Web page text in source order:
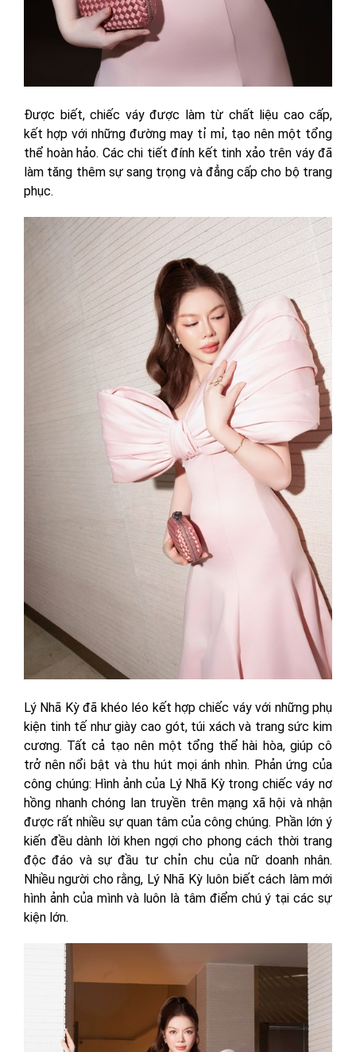
Được biết, chiếc váy được làm từ chất liệu cao cấp,
kết hợp với những đường may tỉ mỉ, tạo nên một tổng
thể hoàn hảo. Các chi tiết đính kết tinh xảo trên váy đã
làm tăng thêm sự sang trọng và đẳng cấp cho bộ trang
phục.
Lý Nhã Kỳ đã khéo léo kết hợp chiếc váy với những phụ
kiện tinh tế như giày cao gót, túi xách và trang sức kim
cương. Tất cả tạo nên một tổng thể hài hòa, giúp cô
trở nên nổi bật và thu hút mọi ánh nhìn. Phản ứng của
công chúng: Hình ảnh của Lý Nhã Kỳ trong chiếc váy nơ
hồng nhanh chóng lan truyền trên mạng xã hội và nhận
được rất nhiều sự quan tâm của công chúng. Phần lớn ý
kiến đều dành lời khen ngợi cho phong cách thời trang
độc đáo và sự đầu tư chỉn chu của nữ doanh nhân.
Nhiều người cho rằng, Lý Nhã Kỳ luôn biết cách làm mới
hình ảnh của mình và luôn là tâm điểm chú ý tại các sự
kiện lớn.